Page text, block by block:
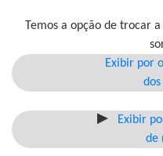
Temos a opção de trocar
Exibir por
Exibir
de